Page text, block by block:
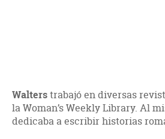
Walterstrabajó en diversas
la Woman’s Weekly Library. Al
dedicaba a escribir historias